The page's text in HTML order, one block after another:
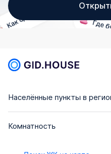
Населённые пункты в
Комнатность